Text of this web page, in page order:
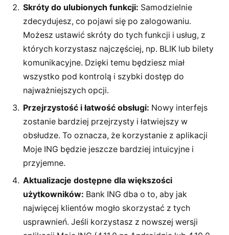
Skróty do ulubionych funkcji: Samodzielnie
zdecydujesz, co pojawi się po zalogowaniu.
Możesz ustawić skróty do tych funkcji i usług, z
których korzystasz najczęściej, np. BLIK lub bilety
komunikacyjne. Dzięki temu będziesz miał
wszystko pod kontrolą i szybki dostęp do
najważniejszych opcji.
Przejrzystość i łatwość obsługi: Nowy interfejs
zostanie bardziej przejrzysty i łatwiejszy w
obsłudze. To oznacza, że korzystanie z aplikacji
Moje ING będzie jeszcze bardziej intuicyjne i
przyjemne.
Aktualizacje dostępne dla większości
użytkowników: Bank ING dba o to, aby jak
najwięcej klientów mogło skorzystać z tych
usprawnień. Jeśli korzystasz z nowszej wersji